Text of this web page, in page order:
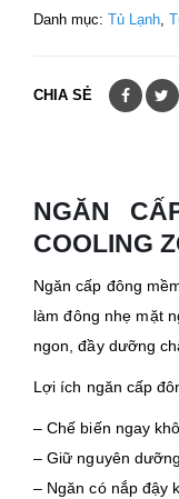
Danh mục: Tủ Lạnh,
CHIA SẺ
NGĂN
COOLING
Ngăn cấp đông
làm đông nhẹ mặt
ngon, đầy dưỡng
Lợi ích ngăn cấp
– Chế biến ngay
– Giữ nguyên
– Ngăn có nắp đậy